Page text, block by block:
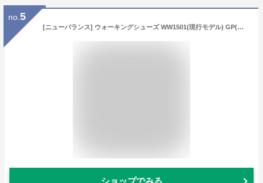
no. 5
[ニューバランス] ウォーキングシューズ WW1501(現行モデル) GP(グレー/パープル) 23 cm D
ショップでみる